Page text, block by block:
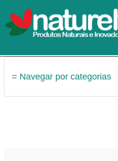
= Navegar por categorias